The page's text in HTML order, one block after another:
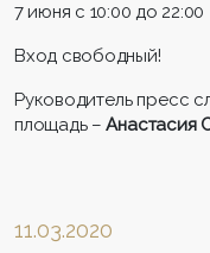
7 июня с 10:00 до 22:00
Вход свободный!
Руководитель пресс
площадь –Анастасия
11.03.2020